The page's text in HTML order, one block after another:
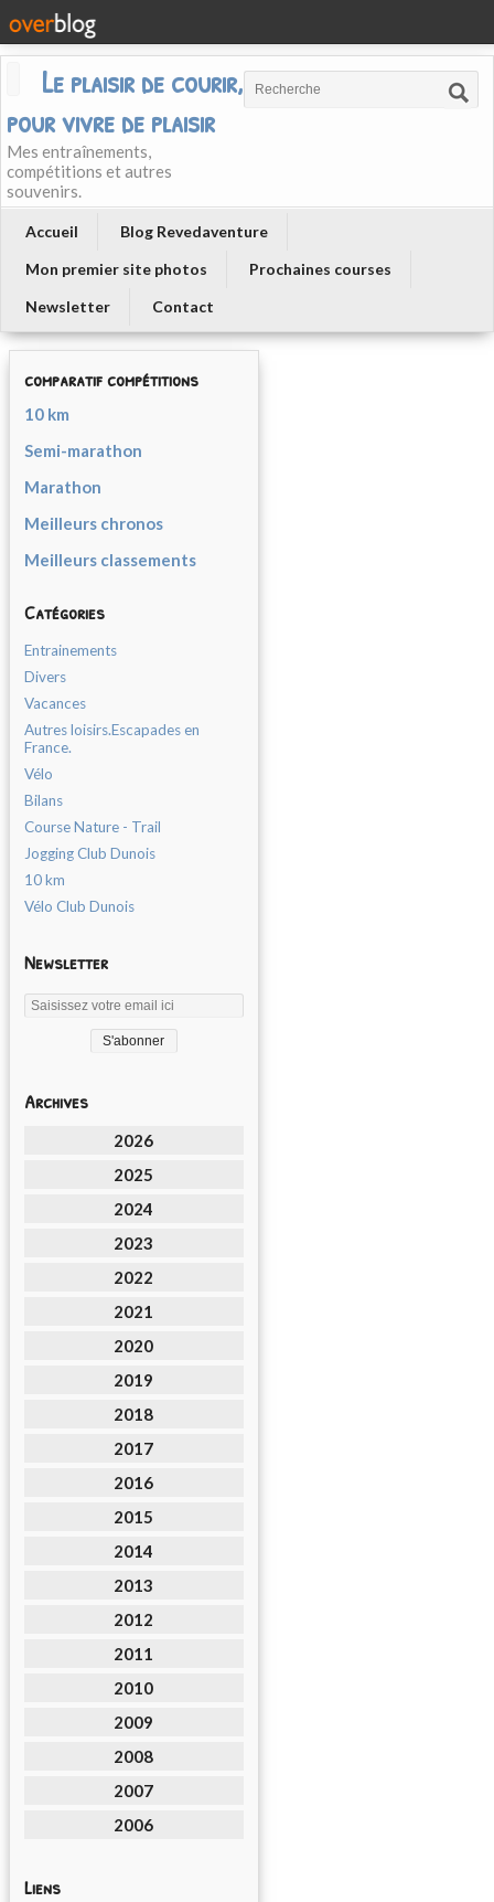
Le plaisir de courir, courir
pour vivre de plaisir
Mes entraînements,
compétitions et autres
souvenirs.
Accueil
Blog Revedaventure
Mon premier site photos
Prochaines courses
Newsletter
Contact
comparatif compétitions
10 km
Semi-marathon
Marathon
Meilleurs chronos
Meilleurs classements
Catégories
Entrainements
Divers
Vacances
Autres loisirs.Escapades en
France.
Vélo
Bilans
Course Nature - Trail
Jogging Club Dunois
10 km
Vélo Club Dunois
Newsletter
Archives
2026
2025
2024
2023
2022
2021
2020
2019
2018
2017
2016
2015
2014
2013
2012
2011
2010
2009
2008
2007
2006
Liens